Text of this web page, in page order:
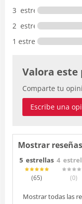
3 estrellas
2 estrellas
1 estrella
Valora
Comparte tu
Escribe una
Mostrar
5 estrellas
(65)
4
(0)
Mostrar todas las